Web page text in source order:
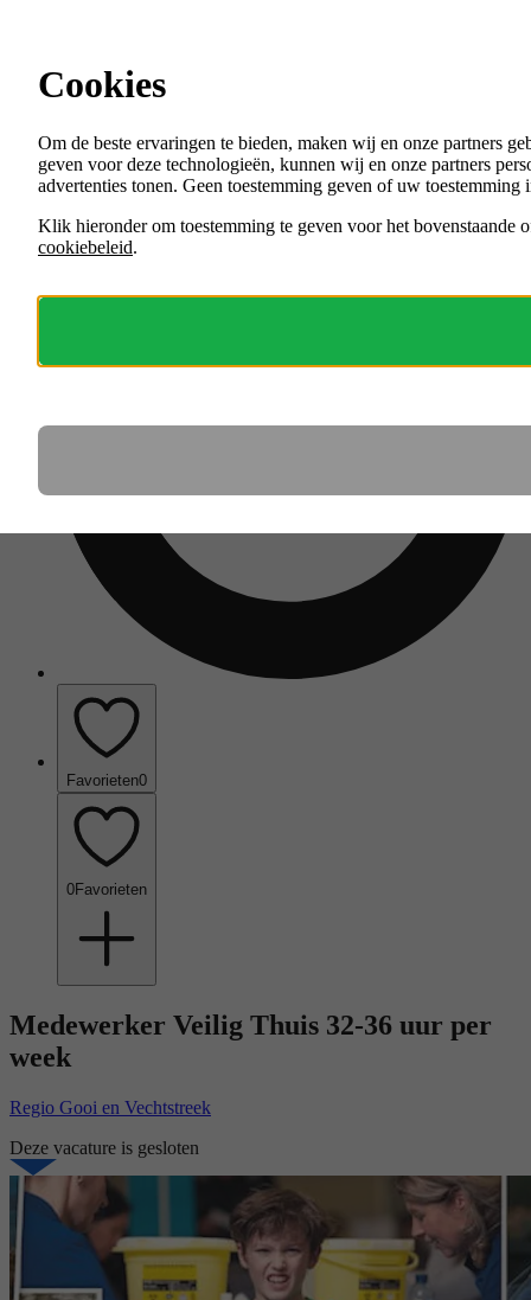
Menu
VACATURES
ORGANISATIES
Favorieten0
0Favorieten
Medewerker Veilig Thuis 32-36 uur per
week
Regio Gooi en Vechtstreek
Deze vacature is gesloten
Cookies
Om de beste ervaringen te bieden, maken wij en onze partners
geven voor deze technologieën, kunnen wij en onze partners
advertenties tonen. Geen toestemming geven of uw
Klik hieronder om toestemming te geven voor het bovenstaande
cookiebeleid.